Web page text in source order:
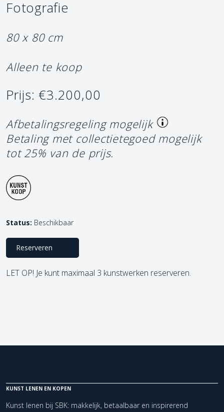
Fotografie
80 x 80 cm
Alleen te koop
Prijs: €3.200,00
Afbetalingsregeling mogelijk
Betaling met collectietegoed mogelijk
tot 25% van de prijs.
Status: Beschikbaar
Reserveren
LET OP! Je kunt maximaal 3 kunstwerken reserveren.
KUNST LENEN EN KOPEN
Kunst lenen bij SBK: makkelijk, betaalbaar en inspirerend